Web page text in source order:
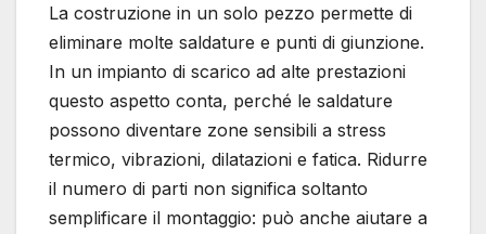
La costruzione in un solo pezzo permette di
eliminare molte saldature e punti di giunzione.
In un impianto di scarico ad alte prestazioni
questo aspetto conta, perché le saldature
possono diventare zone sensibili a stress
termico, vibrazioni, dilatazioni e fatica. Ridurre
il numero di parti non significa soltanto
semplificare il montaggio: può anche aiutare a